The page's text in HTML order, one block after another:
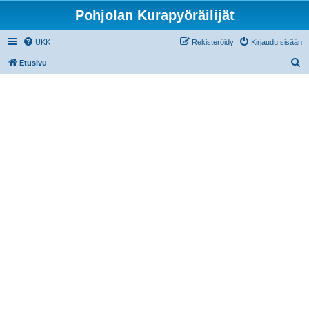
Pohjolan Kurapyöräilijät
UKK Kirjaudu sisään
Rekisteröidy
Etusivu